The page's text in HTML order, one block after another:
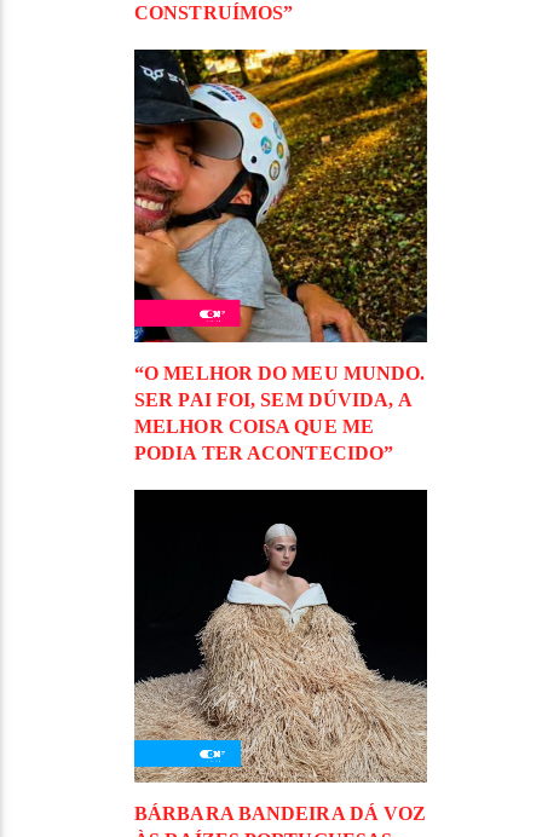
CONSTRUÍMOS”
“O MELHOR DO MEU MUNDO.
SER PAI FOI, SEM DÚVIDA, A
MELHOR COISA QUE ME
PODIA TER ACONTECIDO”
BÁRBARA BANDEIRA DÁ VOZ